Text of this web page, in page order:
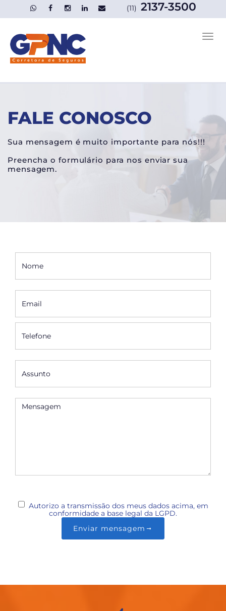
(11) 2137-3500
FALE CONOSCO
Sua mensagem é muito importante para nós!!!
Preencha o formulário para nos enviar sua
mensagem.
Autorizo a transmissão dos meus dados acima, em
conformidade a base legal da LGPD.
Enviar mensagem